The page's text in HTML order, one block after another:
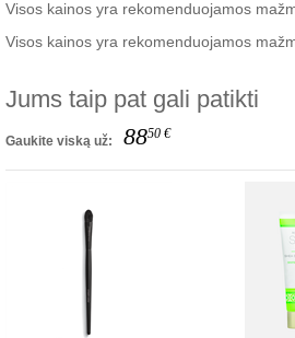
Visos kainos yra rekomenduojamos
Visos kainos yra rekomenduojamos
Jums taip pat gali patikti
Gaukite viską už: 8850 €